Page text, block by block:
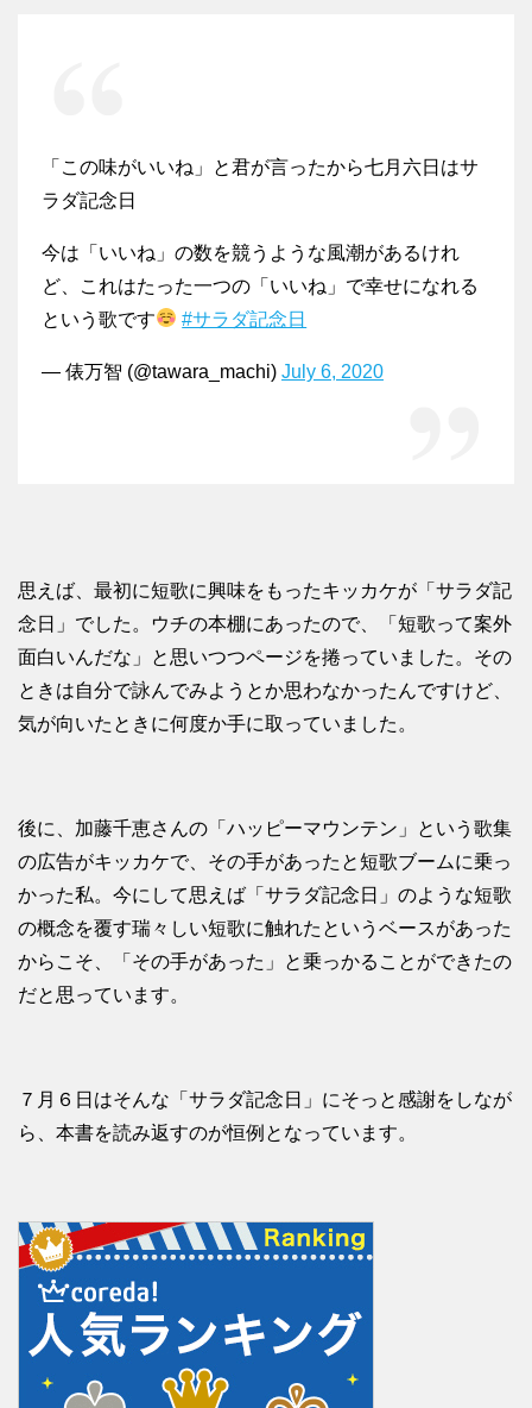
「この味がいいね」と君が言ったから七月六日はサ
ラダ記念日
今は「いいね」の数を競うような風潮があるけれ
ど、これはたった一つの「いいね」で幸せになれる
という歌です
#サラダ記念日
— 俵万智 (@tawara_machi) July 6, 2020
思えば、最初に短歌に興味をもったキッカケが「サラダ記
念日」でした。ウチの本棚にあったので、「短歌って案外
面白いんだな」と思いつつページを捲っていました。その
ときは自分で詠んでみようとか思わなかったんですけど、
気が向いたときに何度か手に取っていました。
後に、加藤千恵さんの「ハッピーマウンテン」という歌集
の広告がキッカケで、その手があったと短歌ブームに乗っ
かった私。今にして思えば「サラダ記念日」のような短歌
の概念を覆す瑞々しい短歌に触れたというベースがあった
からこそ、「その手があった」と乗っかることができたの
だと思っています。
７月６日はそんな「サラダ記念日」にそっと感謝をしなが
ら、本書を読み返すのが恒例となっています。